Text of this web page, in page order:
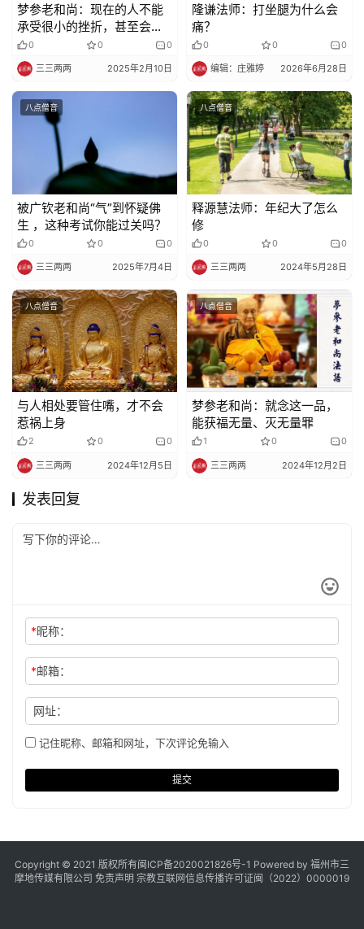
梦参老和尚：现在的人不能
承受很小的挫折，甚至会自
杀，为什么？
0 0 0
三三两两 2025年2月10日
隆谦法师：打坐腿为什么会
痛？
0 0 0
编辑：庄雅婷 2026年6月28日
八点僧音
被广钦老和尚“气”到怀疑佛
生 ，这种考试你能过关吗？
0 0 0
三三两两 2025年7月4日
八点僧音
释源慧法师：年纪大了怎么
修
0 0 0
三三两两 2024年5月28日
八点僧音
与人相处要管住嘴，才不会
惹祸上身
2 0 0
三三两两 2024年12月5日
八点僧音
梦参老和尚：就念这一品，
能获福无量、灭无量罪
1 0 0
三三两两 2024年12月2日
发表回复
*昵称：
*邮箱：
网址：
记住昵称、邮箱和网址，下次评论免输入
提交
Copyright © 2021 版权所有闽ICP备2020021826号-1 Powered by 福州市三
摩地传媒有限公司 免责声明 宗教互联网信息传播许可证闽（2022）0000019